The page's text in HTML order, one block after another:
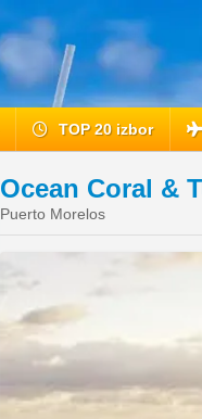
TOP 20 izbor
Ocean Coral &
Puerto Morelos